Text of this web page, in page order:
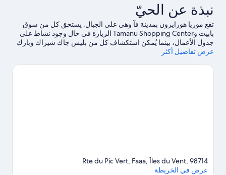
نبذة عن الحيّ
تقع موريا هورايزون بمدينة فآ وهي على الجبال. يستحق كل من سوق
بابيت وTamanu Shopping Center الزيارة في حال وجود نشاط على
جدول الأعمال، بينما يُمكن استكشاف كل من بليس جاك شيراك وبارك
بوغانفيل لمن يرغبون في الاستمتاع بالجمال الطبيعي للمنطقة.
عرض تفاصيل أكثر
Rte du Pic Vert, Faaa, Îles du Vent, 98714
عرض في الخريطة